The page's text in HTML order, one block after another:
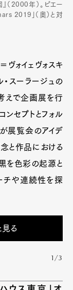
（2000年）。ピエー
2019」（奥）と対
ヴォイェヴォスキ
・スーラージュの
えで企画展を行
ンセプトとフォル
展覧会のアイデ
念と作品における
を色彩の起源と
チや連続性を探
る
1/3